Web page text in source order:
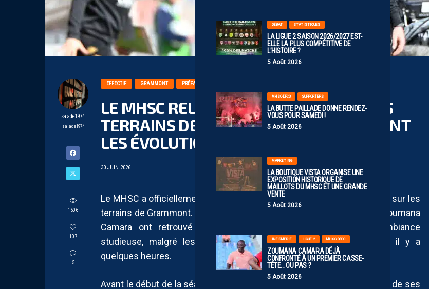
DÉBAT STATISTIQUES
LA LIGUE 2 SAISON 2026/2027 EST-
ELLE LA PLUS COMPÉTITIVE DE
L’HISTOIRE ?
5 Août 2026
MHSC-DFCO SUPPORTERS
LA BUTTE PAILLADE DONNE RENDEZ-
VOUS POUR SAMEDI !
5 Août 2026
MARKETING
LA BOUTIQUE VISTA ORGANISE UNE
EXPOSITION HISTORIQUE DE
MAILLOTS DU MHSC ET UNE GRANDE
VENTE
5 Août 2026
INFIRMERIE LIGUE 2 MHSC-DFCO
ZOUMANA CAMARA DÉJÀ
CONFRONTÉ À UN PREMIER CASSE-
TÊTE… OU PAS ?
5 Août 2026
salade1974
salade1974
1506
107
5
EFFECTIF GRAMMONT PRÉPARATION
LE MHSC RELANCE LA MACHINE SUR LES
TERRAINS DE GRAMMONT EN ATTENDANT
LES ÉVOLUTIONS DE L’ÉTÉ
30 JUIN 2026
Le MHSC a officiellement lancé sa préparation estivale ce lundi 29 juin sur les
terrains de Grammont. Comme le rapporte
, les joueurs de Zoumana
Camara ont retrouvé le chemin de l’entraînement dans une ambiance
studieuse, malgré les incertitudes qui entouraient encore le club il y a
quelques heures.
Avant le début de la séance, le président Laurent Nicollin, accompagné de ses